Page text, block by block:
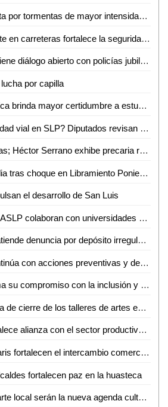
Gobierno estatal alerta por tormentas de mayor intensidad durante la noche
Presencia permanente en carreteras fortalece la seguridad de las familias potosinas
Oficialía mayor mantiene diálogo abierto con policías jubilados y pensionados
por capilla
Universidad Politécnica brinda mayor certidumbre a estudiantes
¿Por fin habrá seguridad vial en SLP? Diputados revisan a marchas forzadas "Ley Santi"
Sin seguro ni garantías; Héctor Serrano exhibe precaria realidad de prensa potosina
Muere padre de familia tras choque en Libramiento Poniente; su hijo continúa grave
el desarrollo de San Luis
Especialistas de la UASLP colaboran con universidades de Estados Unidos en investigación sobre chikungunya
Gobierno municipal atiende denuncia por depósito irregular de basura en Villas del Real de Santiago
Rastro municipal continúa con acciones preventivas y de concientización contra el gusano barrenador del ganado
Ciudad Valles reafirma su compromiso con la inclusión y el respeto a la diversidad
Invitan a la temporada de cierre de los talleres de artes escénicas, danza y teatro en el CeartSLP
Gobierno estatal fortalece alianza con el sector productivo para impulsar crecimiento económico
Nuevas rutas de Volaris fortalecen el intercambio comercial y turístico de San Luis Potosí
fortalecen paz en la huasteca
Huapango, danza y arte local serán la nueva agenda cultural en Ciudad Valles